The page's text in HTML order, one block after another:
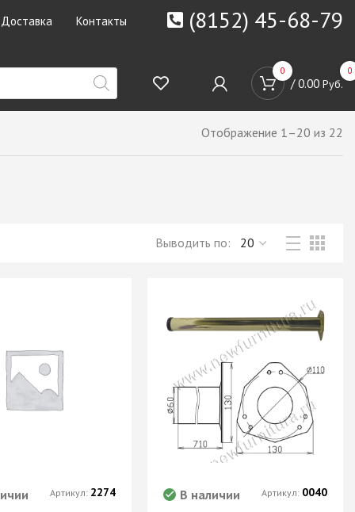
Доставка Контакты (8152) 45-68-79
Новое поступление товаров
в категории “Листовые материалы”
0 0
/ 0.00 Руб.
Отображение 1–20 из 22
Выводить по:
Артикул: 2274 В наличии Артикул: 0040